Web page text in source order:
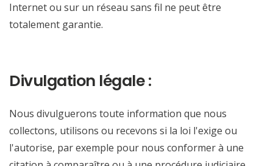
Internet ou sur un réseau sans fil ne peut être
totalement garantie.
Divulgation légale :
Nous divulguerons toute information que nous
collectons, utilisons ou recevons si la loi l'exige ou
l'autorise, par exemple pour nous conformer à une